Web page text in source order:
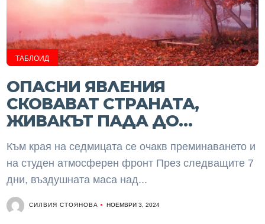
ТАБЛОИД
ОПАСНИ ЯВЛЕНИЯ
СКОВАВАТ СТРАНАТА,
ЖИВАКЪТ ПАДА ДО…
Към края на седмицата се очакв преминаването и
на студен атмосферен фронт През следващите 7
дни, въздушната маса над...
СИЛВИЯ СТОЯНОВА НОЕМВРИ 3, 2024